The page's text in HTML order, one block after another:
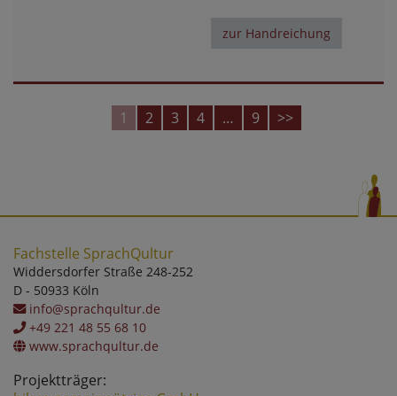
zur Handreichung
1 2 3 4 … 9 >>
Projektträger:
Fachstelle SprachQultur
Widdersdorfer Straße 248-252
D - 50933 Köln
info@sprachqultur.de
+49 221 48 55 68 10
www.sprachqultur.de